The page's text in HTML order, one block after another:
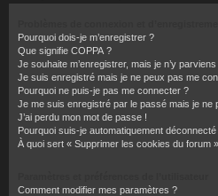
CONNEXION
M’ENREGISTRER
RECHERCHER
Pourquoi dois-je m’enregistrer ?
Que signifie COPPA ?
Je souhaite m’enregistrer, mais je n’y
Je suis enregistré mais je ne peux pas me
Pourquoi ne puis-je pas me connecter ?
Je me suis enregistré par le passé mais je ne
J’ai perdu mon mot de passe !
Pourquoi suis-je automatiquement déconnecté
À quoi sert « Supprimer les cookies du forum
Comment modifier mes paramètres ?